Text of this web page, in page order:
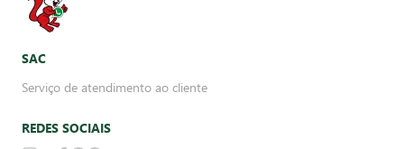
SAC
Serviço de atendimento ao cliente
REDES SOCIAIS